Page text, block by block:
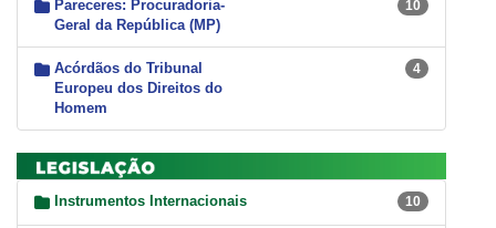
Pareceres: Procuradoria-
Geral da República (MP)
10
Acórdãos do Tribunal
Europeu dos Direitos do
Homem
4
Instrumentos Internacionais 10